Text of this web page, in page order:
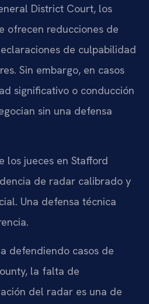
District Court, los
ofrecen reducciones de
de culpabilidad
Sin embargo, en casos
significativo o conducción
sin una defensa
los jueces en Stafford
de radar calibrado y
Una defensa técnica
defendiendo casos de
la falta de
del radar es una de